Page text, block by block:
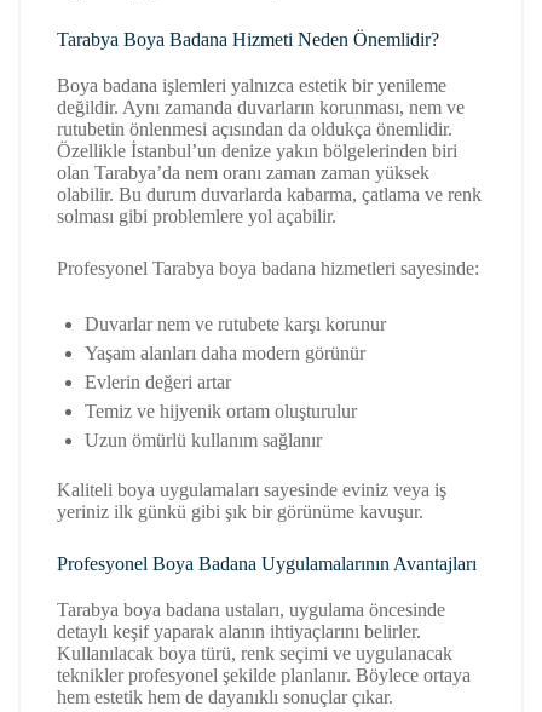
Tarabya Boya Badana Hizmeti Neden Önemlidir?
Boya badana işlemleri yalnızca estetik bir yenileme
değildir. Aynı zamanda duvarların korunması, nem ve
rutubetin önlenmesi açısından da oldukça önemlidir.
Özellikle İstanbul’un denize yakın bölgelerinden biri
olan Tarabya’da nem oranı zaman zaman yüksek
olabilir. Bu durum duvarlarda kabarma, çatlama ve renk
solması gibi problemlere yol açabilir.
Profesyonel Tarabya boya badana hizmetleri sayesinde:
Duvarlar nem ve rutubete karşı korunur
Yaşam alanları daha modern görünür
Evlerin değeri artar
Temiz ve hijyenik ortam oluşturulur
Uzun ömürlü kullanım sağlanır
Kaliteli boya uygulamaları sayesinde eviniz veya iş
yeriniz ilk günkü gibi şık bir görünüme kavuşur.
Profesyonel Boya Badana Uygulamalarının Avantajları
Tarabya boya badana ustaları, uygulama öncesinde
detaylı keşif yaparak alanın ihtiyaçlarını belirler.
Kullanılacak boya türü, renk seçimi ve uygulanacak
teknikler profesyonel şekilde planlanır. Böylece ortaya
hem estetik hem de dayanıklı sonuçlar çıkar.